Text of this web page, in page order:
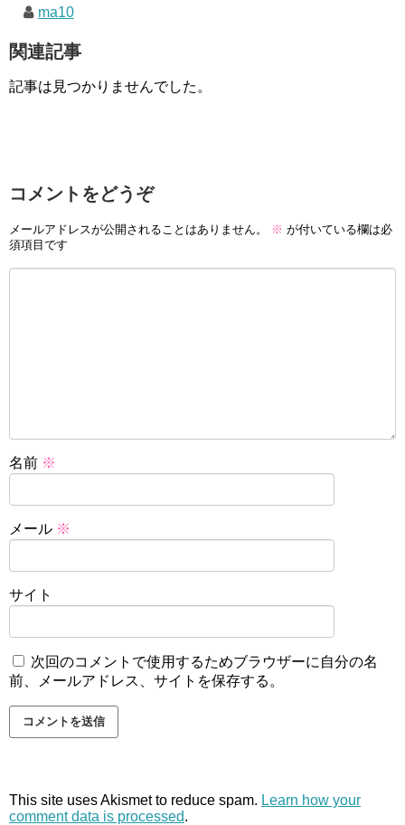
ma10
関連記事
記事は見つかりませんでした。
コメントをどうぞ
メールアドレスが公開されることはありません。 ※ が付いている欄は必
須項目です
名前 ※
メール ※
サイト
次回のコメントで使用するためブラウザーに自分の名
前、メールアドレス、サイトを保存する。
This site uses Akismet to reduce spam. Learn how your
comment data is processed.